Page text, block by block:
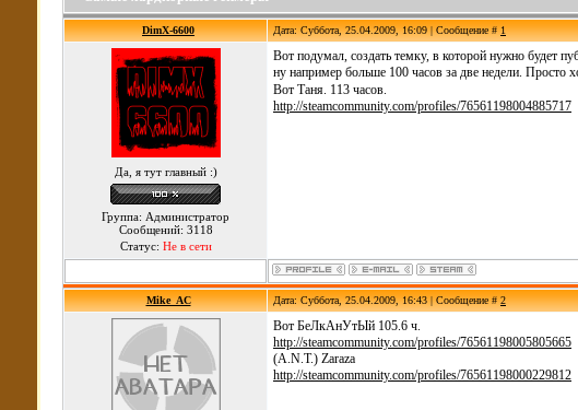
DimX-6600 Дата: Суббота, 25.04.2009, 16:09 | Сообщение #1
Да, я тут главный :)
Группа: Администратор
Сообщений: 3118
Статус: Не в сети
Вот подумал, создать темку, в которой нужно будет
ну например больше 100 часов за две недели. Просто
Вот Таня. 113 часов.
http://steamcommunity.com/profiles/76561198004885717
Mike_AC Дата: Суббота, 25.04.2009, 16:43 | Сообщение #2
Вот БеЛкАнУтЫй 105.6 ч.
http://steamcommunity.com/profiles/76561198005805665
(A.N.T.) Zaraza
http://steamcommunity.com/profiles/76561198000229812